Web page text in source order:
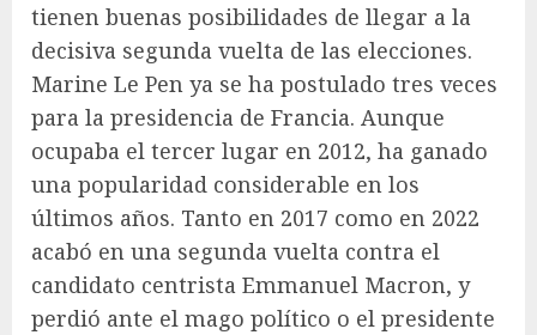
tienen buenas posibilidades de llegar a la
decisiva segunda vuelta de las elecciones.
Marine Le Pen ya se ha postulado tres veces
para la presidencia de Francia. Aunque
ocupaba el tercer lugar en 2012, ha ganado
una popularidad considerable en los
últimos años. Tanto en 2017 como en 2022
acabó en una segunda vuelta contra el
candidato centrista Emmanuel Macron, y
perdió ante el mago político o el presidente